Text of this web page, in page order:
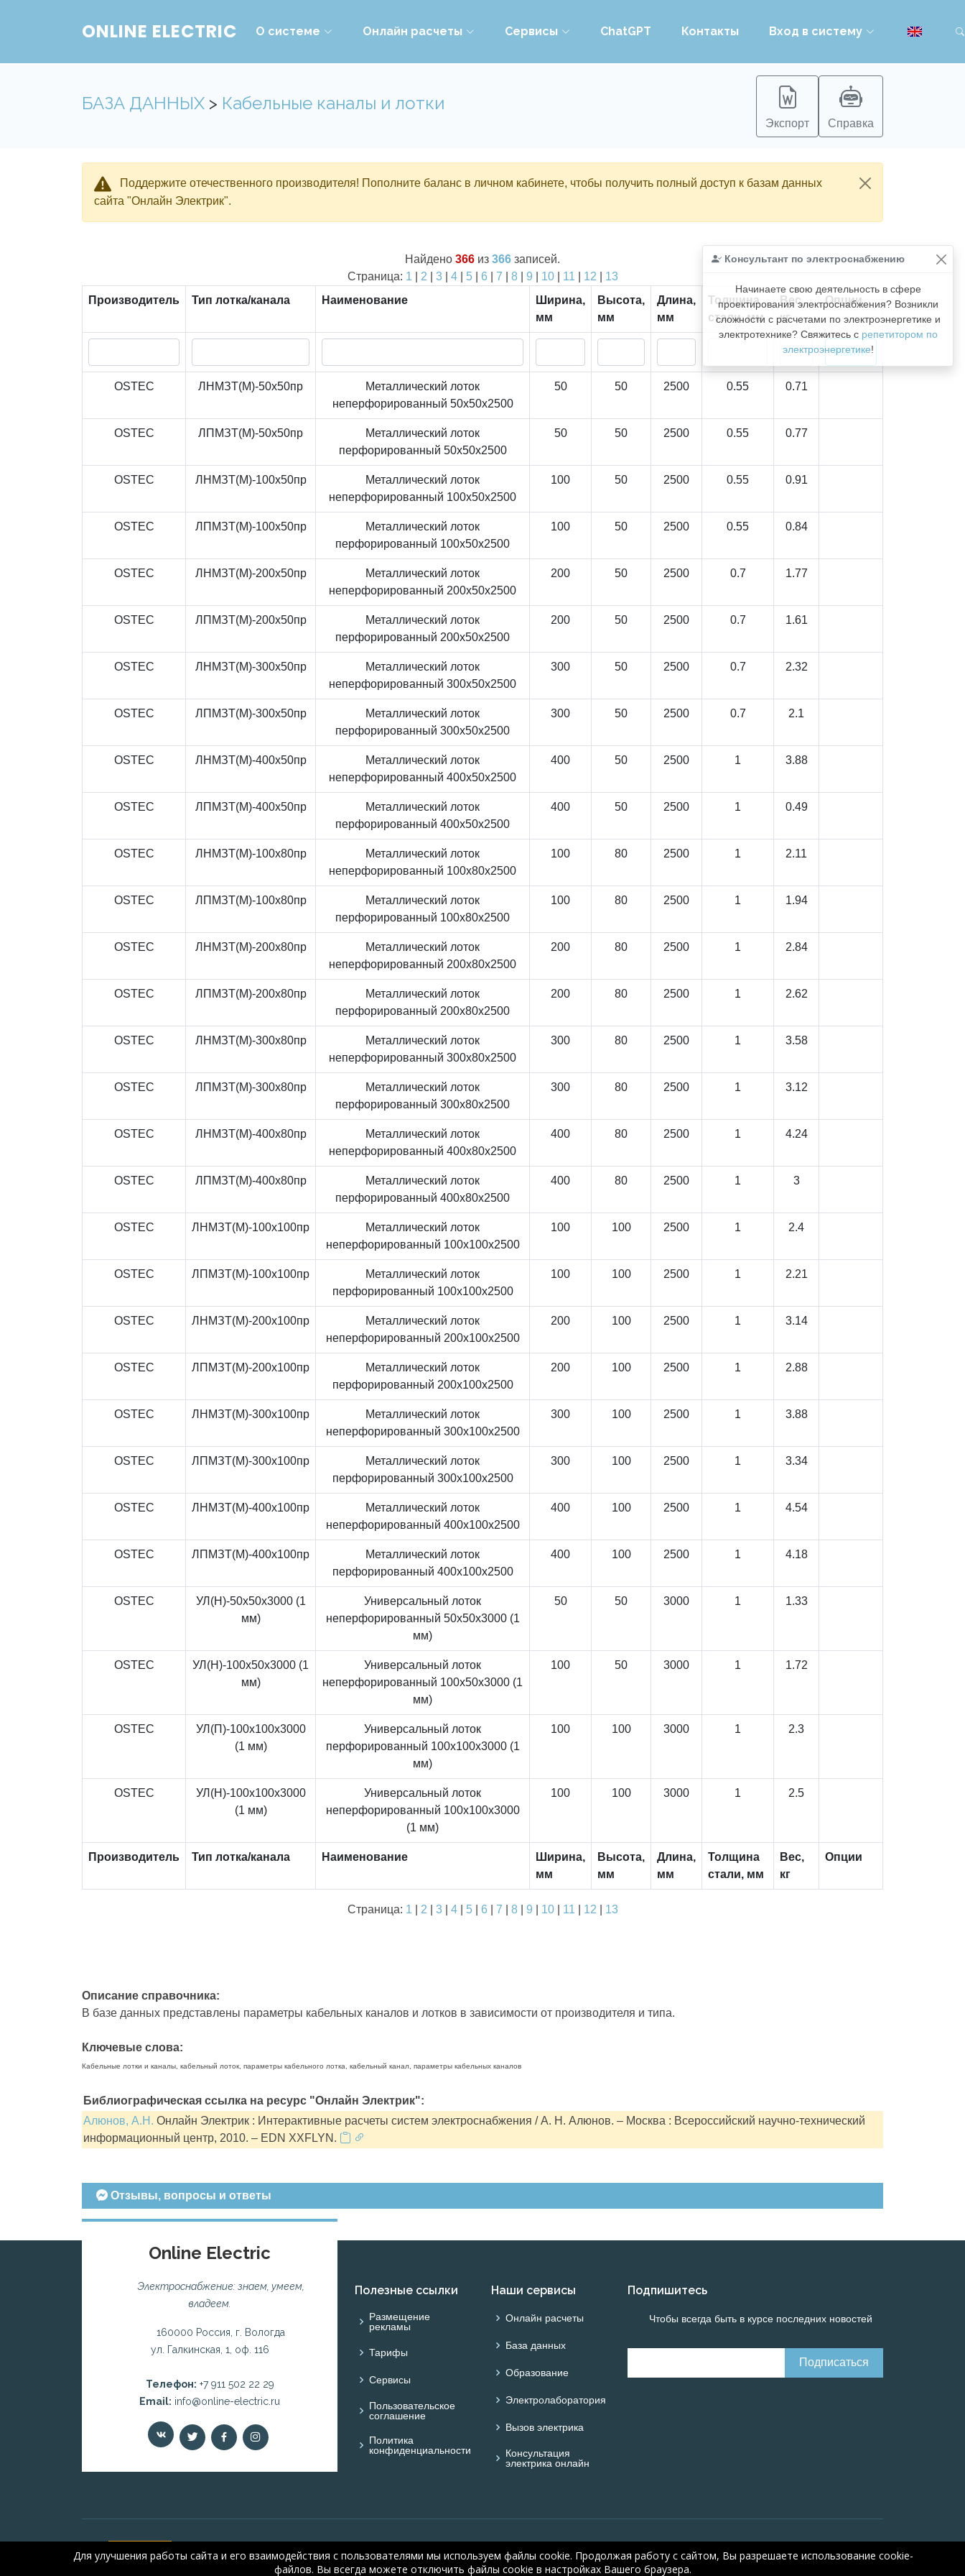
ONLINE ELECTRIC О системе Онлайн расчеты Сервисы ChatGPT Контакты Вход в систему
БАЗА ДАННЫХ > Кабельные каналы и лотки
Экспорт Справка
Поддержите отечественного производителя! Пополните баланс в личном кабинете, чтобы получить полный доступ к базам данных
сайта "Онлайн Электрик".
Консультант по электроснабжению
Начинаете свою деятельность в сфере
проектирования электроснабжения? Возникли
сложности с расчетами по электроэнергетике и
электротехнике? Свяжитесь с репетитором по
электроэнергетике!
Найдено 366 из 366 записей.
Страница: 1 2 3| 4| 5| 6 7 8| 9 10| 11 12
13
Производитель
Тип лотка/канала Наименование
Ширина,
мм
Высота,
мм
Длина,
мм
Толщина
стали, мм
Вес,
кг
Опции
OSTEC ЛНМЗТ(М)-50x50пр
Металлический лоток
неперфорированный 50x50x2500
50 50 2500 0.55 0.71
OSTEC ЛПМЗТ(М)-50x50пр
Металлический лоток
перфорированный 50x50x2500
50 50 2500 0.55 0.77
OSTEC ЛНМЗТ(М)-100x50пр
Металлический лоток
неперфорированный 100x50x2500
100 50 2500 0.55 0.91
OSTEC ЛПМЗТ(М)-100x50пр
Металлический лоток
перфорированный 100x50x2500
100 50 2500 0.55 0.84
OSTEC ЛНМЗТ(М)-200x50пр
Металлический лоток
неперфорированный 200x50x2500
200 50 2500 0.7 1.77
OSTEC ЛПМЗТ(М)-200x50пр
Металлический лоток
перфорированный 200x50x2500
200 50 2500 0.7 1.61
OSTEC ЛНМЗТ(М)-300x50пр
Металлический лоток
неперфорированный 300x50x2500
300 50 2500 0.7 2.32
OSTEC ЛПМЗТ(М)-300x50пр
Металлический лоток
перфорированный 300x50x2500
300 50 2500 0.7 2.1
OSTEC ЛНМЗТ(М)-400x50пр
Металлический лоток
неперфорированный 400x50x2500
400 50 2500 1 3.88
OSTEC ЛПМЗТ(М)-400x50пр
Металлический лоток
перфорированный 400x50x2500
400 50 2500 1 0.49
OSTEC ЛНМЗТ(М)-100x80пр
Металлический лоток
неперфорированный 100x80x2500
100 80 2500 1 2.11
OSTEC ЛПМЗТ(М)-100x80пр
Металлический лоток
перфорированный 100x80x2500
100 80 2500 1 1.94
OSTEC ЛНМЗТ(М)-200x80пр
Металлический лоток
неперфорированный 200x80x2500
200 80 2500 1 2.84
OSTEC ЛПМЗТ(М)-200x80пр
Металлический лоток
перфорированный 200x80x2500
200 80 2500 1 2.62
OSTEC ЛНМЗТ(М)-300x80пр
Металлический лоток
неперфорированный 300x80x2500
300 80 2500 1 3.58
OSTEC ЛПМЗТ(М)-300x80пр
Металлический лоток
перфорированный 300x80x2500
300 80 2500 1 3.12
OSTEC ЛНМЗТ(М)-400x80пр
Металлический лоток
неперфорированный 400x80x2500
400 80 2500 1 4.24
OSTEC ЛПМЗТ(М)-400x80пр
Металлический лоток
перфорированный 400x80x2500
400 80 2500 1 3
OSTEC ЛНМЗТ(М)-100x100пр
Металлический лоток
неперфорированный 100x100x2500
100 100 2500 1 2.4
OSTEC ЛПМЗТ(М)-100x100пр
Металлический лоток
перфорированный 100x100x2500
100 100 2500 1 2.21
OSTEC ЛНМЗТ(М)-200x100пр
Металлический лоток
неперфорированный 200x100x2500
200 100 2500 1 3.14
OSTEC ЛПМЗТ(М)-200x100пр
Металлический лоток
перфорированный 200x100x2500
200 100 2500 1 2.88
OSTEC ЛНМЗТ(М)-300x100пр
Металлический лоток
неперфорированный 300x100x2500
300 100 2500 1 3.88
OSTEC ЛПМЗТ(М)-300x100пр
Металлический лоток
перфорированный 300x100x2500
300 100 2500 1 3.34
OSTEC ЛНМЗТ(М)-400x100пр
Металлический лоток
неперфорированный 400x100x2500
400 100 2500 1 4.54
OSTEC ЛПМЗТ(М)-400x100пр
Металлический лоток
перфорированный 400x100x2500
400 100 2500 1 4.18
OSTEC
УЛ(Н)-50x50x3000 (1
мм)
Универсальный лоток
неперфорированный 50x50x3000 (1
мм)
50 50 3000 1 1.33
OSTEC
УЛ(Н)-100x50x3000 (1
мм)
Универсальный лоток
неперфорированный 100x50x3000 (1
мм)
100 50 3000 1 1.72
OSTEC
УЛ(П)-100x100x3000
(1 мм)
Универсальный лоток
перфорированный 100x100x3000 (1
мм)
100 100 3000 1 2.3
OSTEC
УЛ(Н)-100x100x3000
(1 мм)
Универсальный лоток
неперфорированный 100x100x3000
(1 мм)
100 100 3000 1 2.5
Производитель Тип лотка/канала Наименование
Ширина,
мм
Высота,
мм
Длина,
мм
Толщина
стали, мм
Вес,
кг
Опции
Страница: 1 2 3| 4| 5| 6 7 8| 9 10| 11 12 13
Описание справочника:
В базе данных представлены параметры кабельных каналов и лотков в зависимости от производителя и типа.
Ключевые слова:
Кабельные лотки и каналы, кабельный лоток, параметры кабельного лотка, кабельный канал, параметры кабельных каналов
Библиографическая ссылка на ресурс "Онлайн Электрик":
Алюнов, А.Н. Онлайн Электрик : Интерактивные расчеты систем электроснабжения / А. Н. Алюнов. – Москва : Всероссийский научно-технический
информационный центр, 2010. – EDN XXFLYN.
Отзывы, вопросы и ответы
Online Electric
Электроснабжение: знаем, умеем,
владеем.
160000 Россия, г. Вологда
ул. Галкинская, 1, оф. 116
Телефон: +7 911 502 22 29
Email: info@online-electric.ru
Полезные ссылки
Размещение
рекламы
Тарифы
Сервисы
Пользовательское
соглашение
Политика
конфиденциальности
Наши сервисы
Онлайн расчеты
База данных
Образование
Электролаборатория
Вызов электрика
Консультация
электрика онлайн
Подпишитесь
Чтобы всегда быть в курсе последних новостей
electric.ru, 2008-2026
Для улучшения работы сайта и его взаимодействия с пользователями мы используем файлы cookie. Продолжая работу с сайтом, Вы разрешаете использование cookie-
файлов. Вы всегда можете отключить файлы cookie в настройках Вашего браузера.